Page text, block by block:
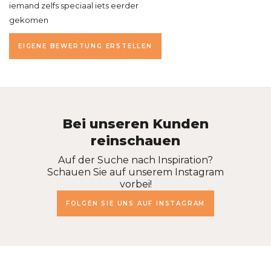
iemand zelfs speciaal iets eerder
gekomen
EIGENE BEWERTUNG ERSTELLEN
Bei unseren Kunden
reinschauen
Auf der Suche nach Inspiration?
Schauen Sie auf unserem Instagram
vorbei!
FOLGEN SIE UNS AUF INSTAGRAM